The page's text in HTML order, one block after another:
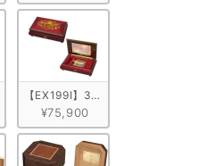
ピンク/ヴァイオリン柄
象嵌小物入れ付き　ピンク/花柄
ORPHEUS イタリア象嵌小物入れ付
【EX199I】30弁 ORPHEUS イタ
¥75,900